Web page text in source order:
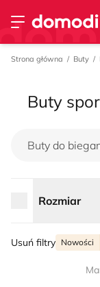
Przełącz menu
Strona główna
Strona główna Buty
Buty do
Rozmiar
Usuń filtry Nowości
Rozmiar